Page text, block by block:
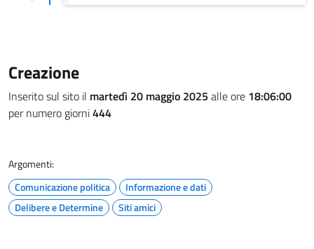
Creazione
Inserito sul sito il martedì 20 maggio 2025 alle ore 18:06:00
per numero giorni444
Argomenti:
Comunicazione politica
Informazione e dati
Delibere e Determine
Siti amici